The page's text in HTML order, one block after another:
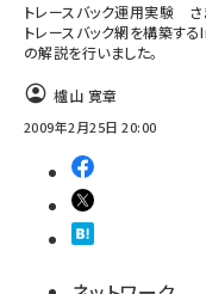
トレースバック運用実験 さ
トレースバック網を構築す
の解説を行いました。
櫨山 寛章
2009年2月25日 20:00